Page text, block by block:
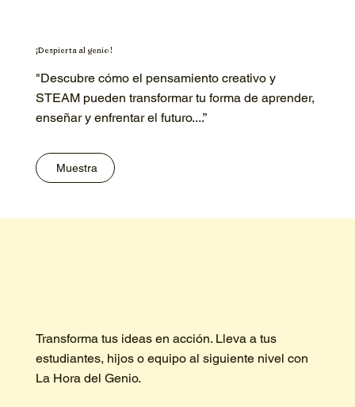
¡Despierta al genio !
"Descubre cómo el pensamiento creativo y
STEAM pueden transformar tu forma de aprender,
enseñar y enfrentar el futuro....”
Muestra
Transforma tus ideas en acción. Lleva a tus
estudiantes, hijos o equipo al siguiente nivel con
La Hora del Genio.